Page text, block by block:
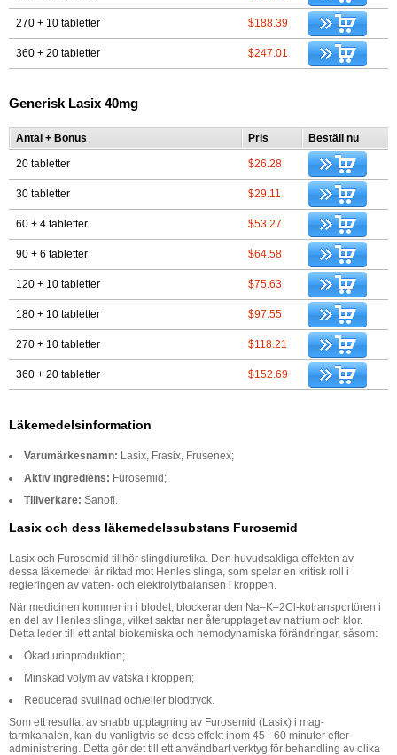
270 + 10 tabletter $188.39
360 + 20 tabletter $247.01
Generisk Lasix 40mg
Antal + Bonus Pris Beställ nu
20 tabletter $26.28
30 tabletter $29.11
60 + 4 tabletter $53.27
90 + 6 tabletter $64.58
120 + 10 tabletter $75.63
180 + 10 tabletter $97.55
270 + 10 tabletter $118.21
360 + 20 tabletter $152.69
Läkemedelsinformation
Varumärkesnamn: Lasix, Frasix, Frusenex;
Aktiv ingrediens: Furosemid;
Tillverkare: Sanofi.
Lasix och dess läkemedelssubstans Furosemid
Lasix och Furosemid tillhör slingdiuretika. Den huvudsakliga effekten av
dessa läkemedel är riktad mot Henles slinga, som spelar en kritisk roll i
regleringen av vatten- och elektrolytbalansen i kroppen.
När medicinen kommer in i blodet, blockerar den Na–K–2Cl-kotransportören i
en del av Henles slinga, vilket saktar ner återupptaget av natrium och klor.
Detta leder till ett antal biokemiska och hemodynamiska förändringar, såsom:
Ökad urinproduktion;
Minskad volym av vätska i kroppen;
Reducerad svullnad och/eller blodtryck.
Som ett resultat av snabb upptagning av Furosemid (Lasix) i mag-
tarmkanalen, kan du vanligtvis se dess effekt inom 45 - 60 minuter efter
administrering. Detta gör det till ett användbart verktyg för behandling av olika